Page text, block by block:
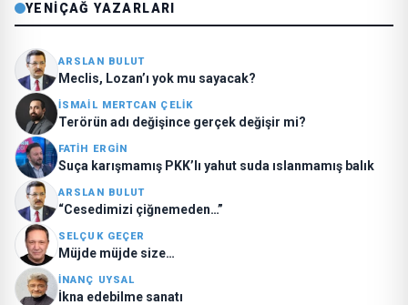
YENIÇAĞ YAZARLARI
ARSLAN BULUT
Meclis, Lozan’ı yok mu sayacak?
İSMAIL MERTCAN ÇELİK
Terörün adı değişince gerçek değişir mi?
FATIH ERGİN
Suça karışmamış PKK’lı yahut suda ıslanmamış balık
ARSLAN BULUT
“Cesedimizi çiğnemeden…”
SELÇUK GEÇER
Müjde müjde size…
İNANÇ UYSAL
İkna edebilme sanatı